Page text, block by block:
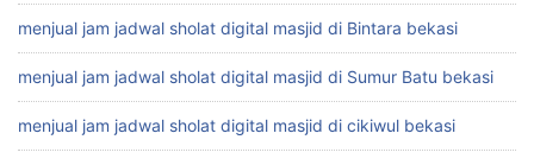
menjual jam jadwal sholat digital masjid di Bintara bekasi
menjual jam jadwal sholat digital masjid di Sumur Batu bekasi
menjual jam jadwal sholat digital masjid di cikiwul bekasi